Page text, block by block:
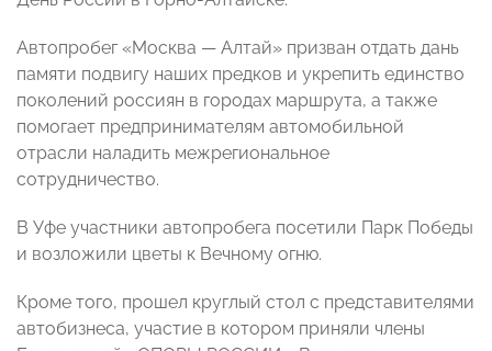
Автопробег «Москва — Алтай» призван отдать дань
памяти подвигу наших предков и укрепить единство
поколений россиян в городах маршрута, а также
помогает предпринимателям автомобильной
отрасли наладить межрегиональное
сотрудничество.
В Уфе участники автопробега посетили Парк Победы
и возложили цветы к Вечному огню.
Кроме того, прошел круглый стол с представителями
автобизнеса, участие в котором приняли члены